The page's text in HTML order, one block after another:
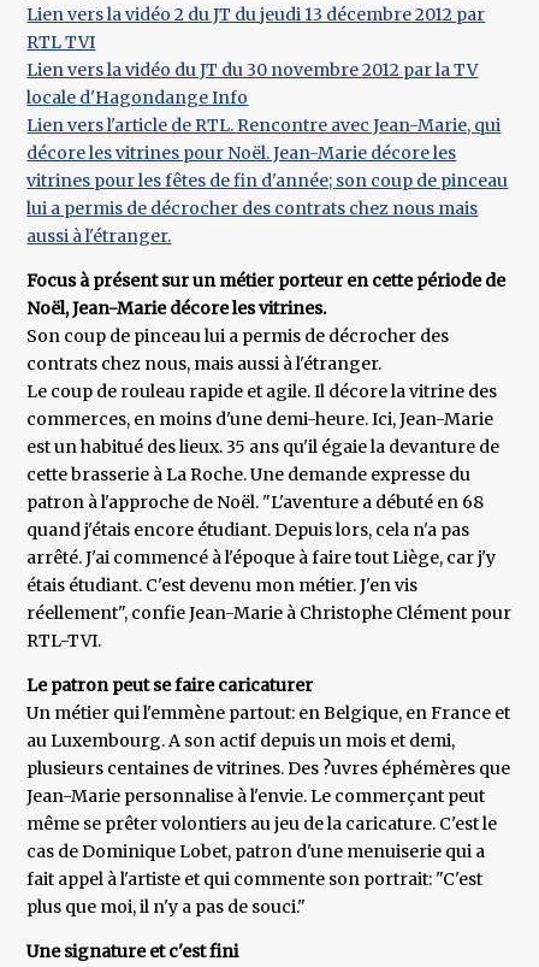
Lien vers la vidéo 2 du JT du jeudi 13 décembre 2012 par
RTL TVI
Lien vers la vidéo du JT du 30 novembre 2012 par la TV
locale d'Hagondange Info
Lien vers l'article de RTL. Rencontre avec Jean-Marie, qui
décore les vitrines pour Noël. Jean-Marie décore les
vitrines pour les fêtes de fin d'année; son coup de pinceau
lui a permis de décrocher des contrats chez nous mais
aussi à l'étranger.
Focus à présent sur un métier porteur en cette période de
Noël, Jean-Marie décore les vitrines.
Son coup de pinceau lui a permis de décrocher des
contrats chez nous, mais aussi à l'étranger.
Le coup de rouleau rapide et agile. Il décore la vitrine des
commerces, en moins d'une demi-heure. Ici, Jean-Marie
est un habitué des lieux. 35 ans qu'il égaie la devanture de
cette brasserie à La Roche. Une demande expresse du
patron à l'approche de Noël. "L'aventure a débuté en 68
quand j'étais encore étudiant. Depuis lors, cela n'a pas
arrêté. J'ai commencé à l'époque à faire tout Liège, car j'y
étais étudiant. C'est devenu mon métier. J'en vis
réellement", confie Jean-Marie à Christophe Clément pour
RTL-TVI.
Le patron peut se faire caricaturer
Un métier qui l'emmène partout: en Belgique, en France et
au Luxembourg. A son actif depuis un mois et demi,
plusieurs centaines de vitrines. Des ?uvres éphémères que
Jean-Marie personnalise à l'envie. Le commerçant peut
même se prêter volontiers au jeu de la caricature. C'est le
cas de Dominique Lobet, patron d'une menuiserie qui a
fait appel à l'artiste et qui commente son portrait: "C'est
plus que moi, il n'y a pas de souci."
Une signature et c'est fini